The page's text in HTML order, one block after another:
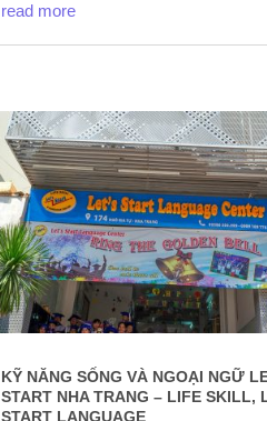
read more
KỸ NĂNG SỐNG VÀ NGOẠI NGỮ
START NHA TRANG – LIFE SKILL,
START LANGUAGE